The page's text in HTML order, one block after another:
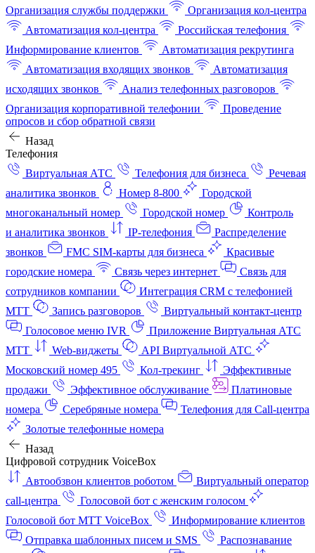
Организация службы поддержки
Организация кол-центра
Автоматизация кол-центра
Российская телефония
Информирование клиентов
Автоматизация рекрутинга
Автоматизация входящих звонков
Автоматизация
исходящих звонков
Анализ телефонных разговоров
Организация корпоративной телефонии
Проведение
опросов и сбор обратной связи
Назад
Телефония
Виртуальная АТС
Телефония для бизнеса
Речевая
аналитика звонков
Номер 8-800
Городской
многоканальный номер
Городской номер
Контроль
и аналитика звонков
IP-телефония
Распределение
звонков
FMC SIM-карты для бизнеса
Красивые
городские номера
Связь через интернет
Связь для
сотрудников компании
Интеграция CRM с телефонией
МТТ
Запись разговоров
Виртуальный контакт‑центр
Голосовое меню IVR
Приложение Виртуальная АТС
МТТ
Web-виджеты
API Виртуальной АТС
Московский номер 495
Кол-трекинг
Эффективные
продажи
Эффективное обслуживание
Платиновые
номера
Серебряные номера
Телефония для Call-центра
Золотые телефонные номера
Назад
Цифровой сотрудник VoiceBox
Автообзвон клиентов роботом
Виртуальный оператор
call-центра
Голосовой бот с женским голосом
Голосовой бот МТТ VoiceBox
Информирование клиентов
Отправка шаблонных писем и SMS
Распознавание